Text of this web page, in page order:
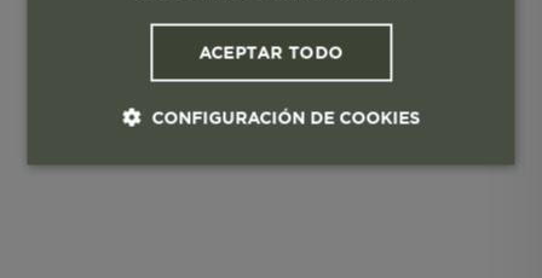
ACEPTAR TODO
CONFIGURACIÓN DE COOKIES